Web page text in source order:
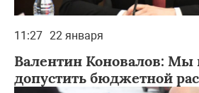
11:27 22 января
Валентин Коновалов:
допустить бюджетной